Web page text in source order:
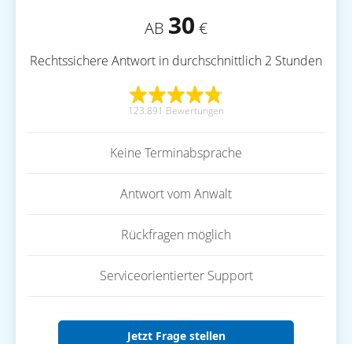
AB 30 €
Rechtssichere Antwort in durchschnittlich 2 Stunden
123.891 Bewertungen
Keine Terminabsprache
Antwort vom Anwalt
Rückfragen möglich
Serviceorientierter Support
Jetzt Frage stellen